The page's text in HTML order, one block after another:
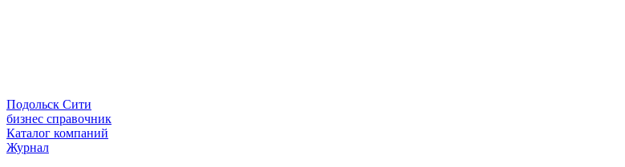
Подольск Сити
бизнес справочник
Каталог компаний
Журнал